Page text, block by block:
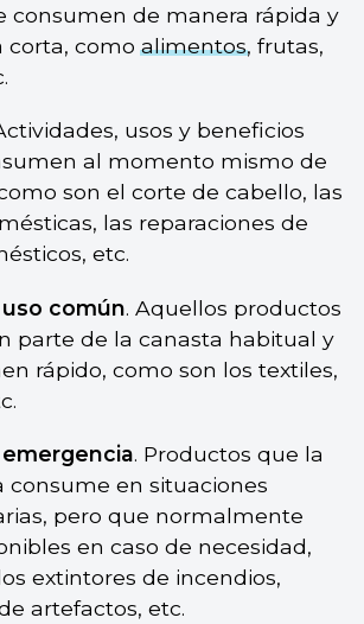
consumen de manera rápida y
corta, comoalimentos, frutas,
usos y beneficios
al momento mismo de
son el corte de cabello, las
las reparaciones de
etc.
común. Aquellos productos
parte de la canasta habitual y
rápido, como son los textiles,
. Productos que la
consume en situaciones
pero que normalmente
en caso de necesidad,
extintores de incendios,
artefactos, etc.